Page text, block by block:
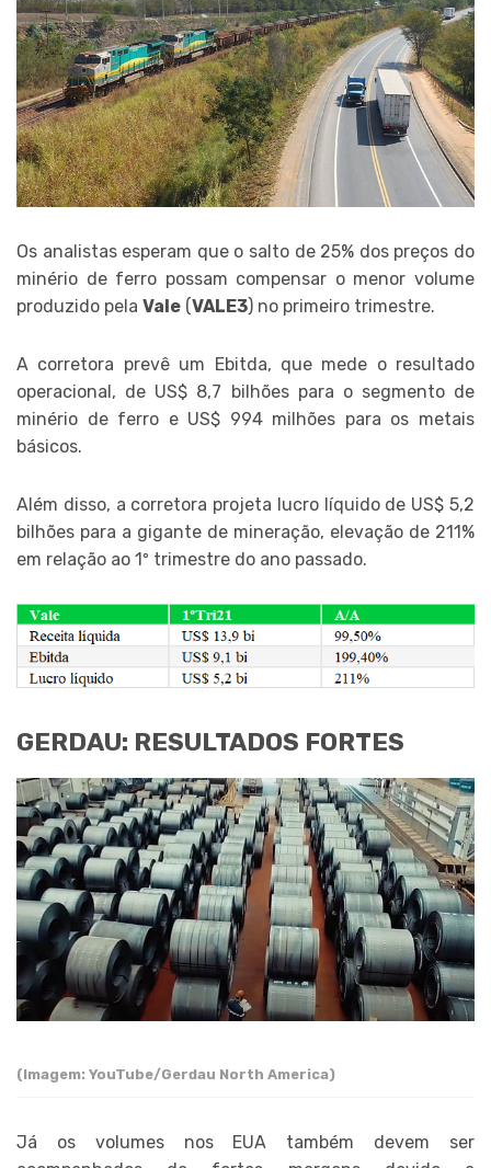
Os analistas esperam que o salto de 25% dos preços do
minério de ferro possam compensar o menor volume
produzido pela Vale (VALE3) no primeiro trimestre.
A corretora prevê um Ebitda, que mede o resultado
operacional, de US$ 8,7 bilhões para o segmento de
minério de ferro e US$ 994 milhões para os metais
básicos.
Além disso, a corretora projeta lucro líquido de US$ 5,2
bilhões para a gigante de mineração, elevação de 211%
em relação ao 1º trimestre do ano passado.
GERDAU: RESULTADOS FORTES
(Imagem: YouTube/Gerdau North America)
Já os volumes nos EUA também devem ser